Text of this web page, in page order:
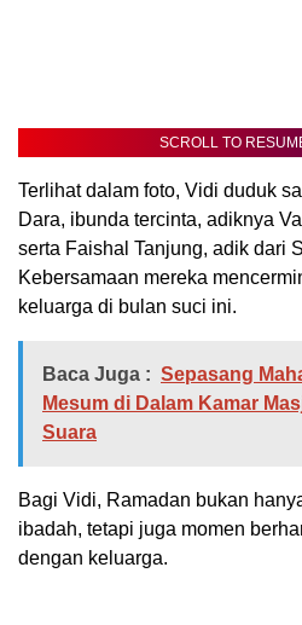
SCROLL TO
Terlihat dalam foto, Vidi duduk
Dara, ibunda tercinta, adiknya
serta Faishal Tanjung, adik dari
Kebersamaan mereka
keluarga di bulan suci ini.
Baca Juga : Sepasang
Mesum di Dalam Kamar
Suara
Bagi Vidi, Ramadan bukan
ibadah, tetapi juga momen
dengan keluarga.